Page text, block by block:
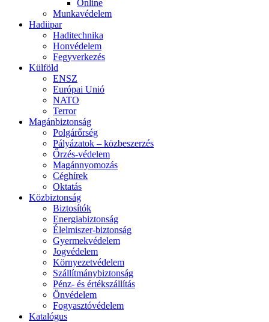
Online
Munkavédelem
Hadiipar
Haditechnika
Honvédelem
Fegyverkezés
Külföld
ENSZ
Európai Unió
NATO
Terror
Magánbiztonság
Polgárőrség
Pályázatok – közbeszerzés
Őrzés-védelem
Magánnyomozás
Céghírek
Oktatás
Közbiztonság
Biztosítók
Energiabiztonság
Élelmiszer-biztonság
Gyermekvédelem
Jogvédelem
Környezetvédelem
Szállítmánybiztonság
Pénz- és értékszállítás
Önvédelem
Fogyasztóvédelem
Katalógus